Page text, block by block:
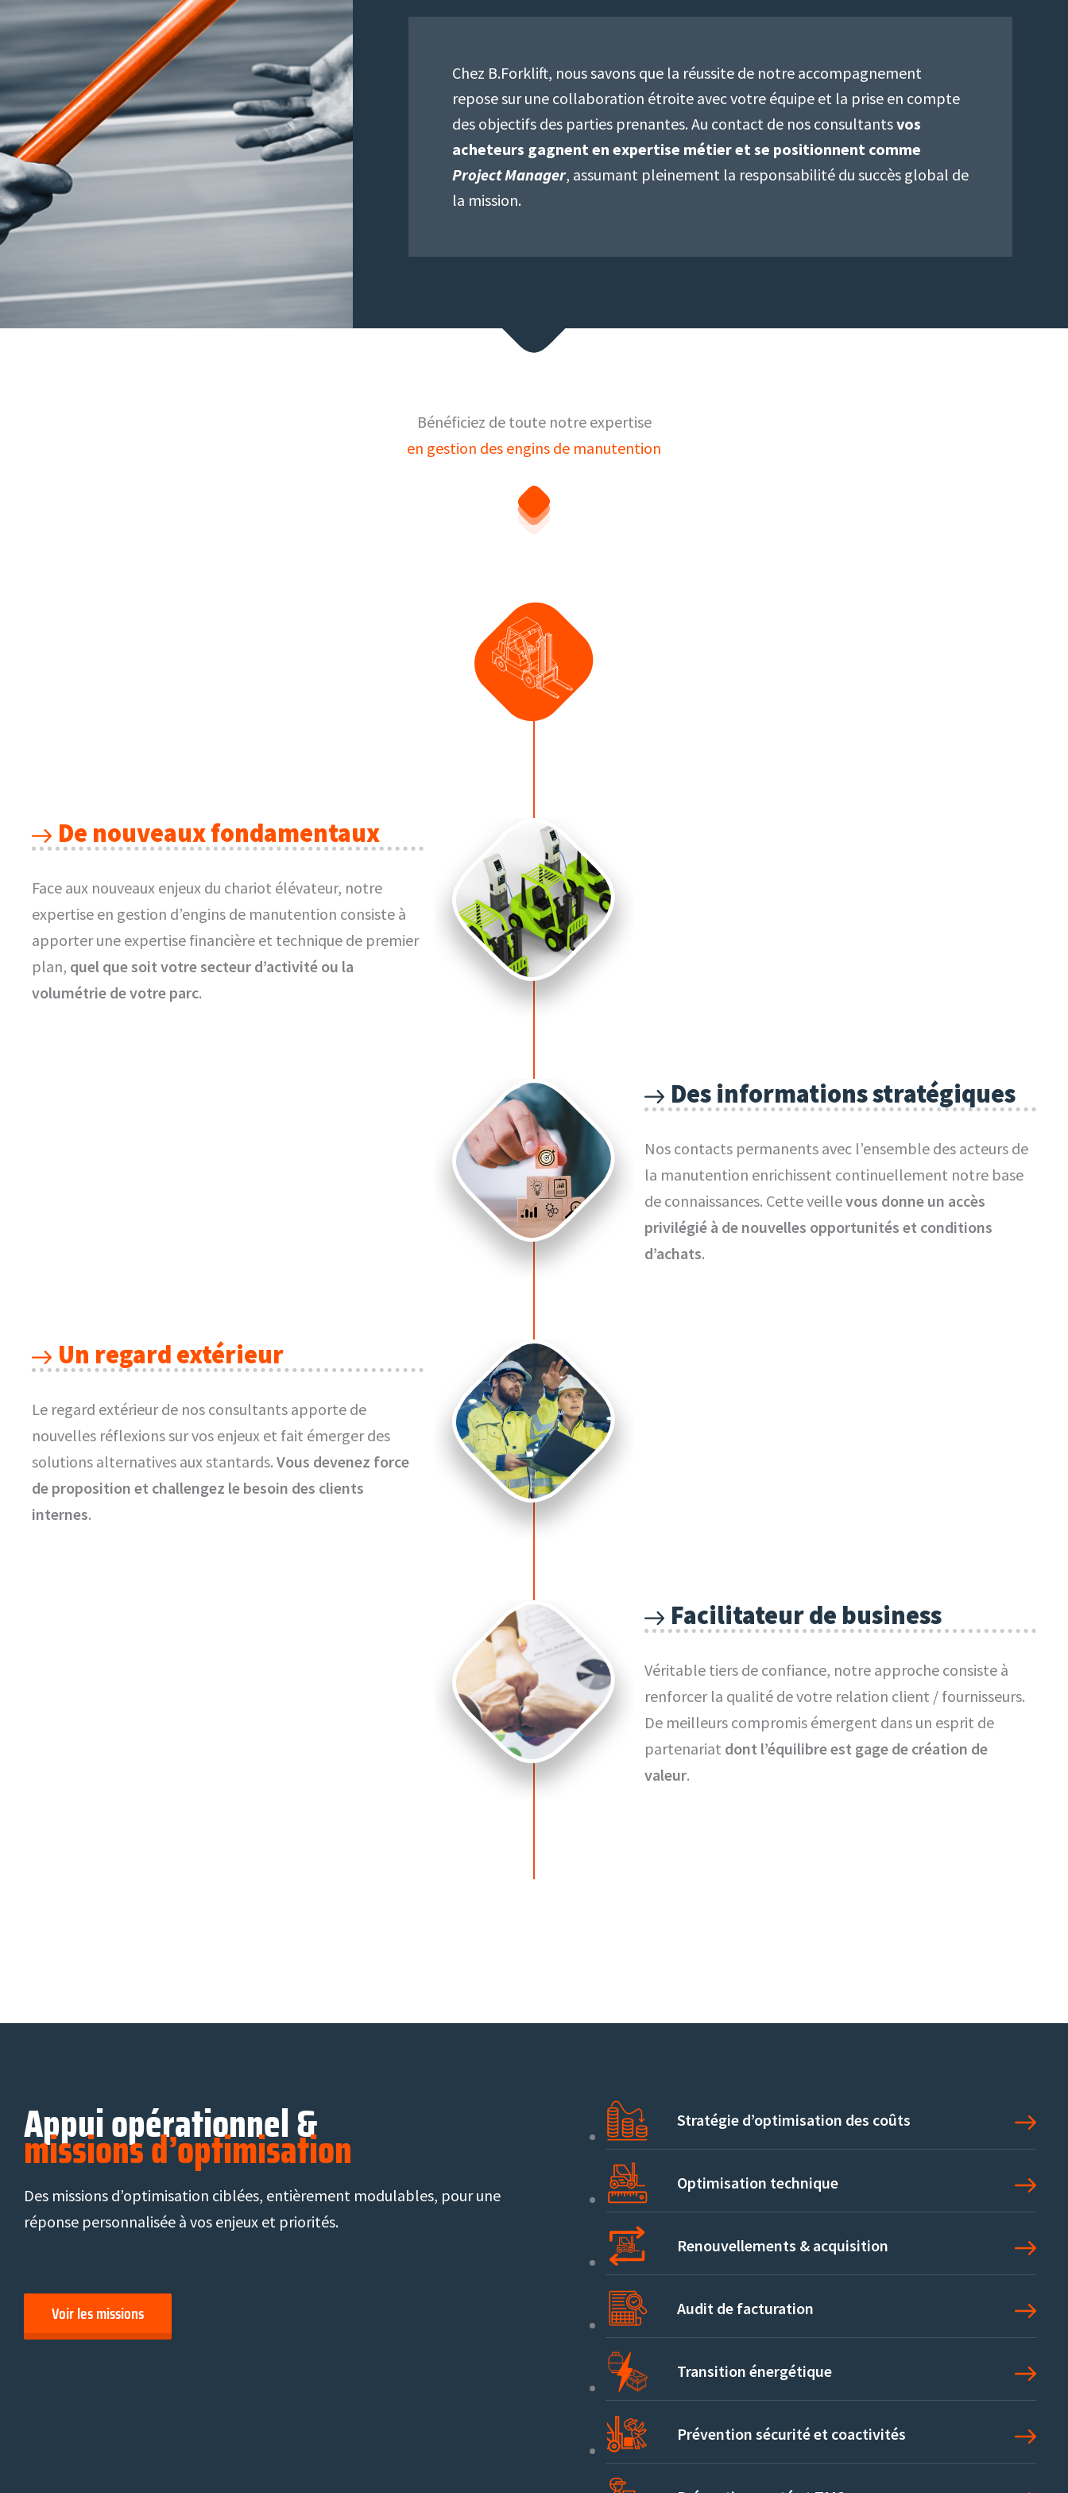
Chez B.Forklift, nous savons que la réussite de notre accompagnement
repose sur une collaboration étroite avec votre équipe et la prise en compte
des objectifs des parties prenantes. Au contact de nos consultantsvos
acheteurs gagnent en expertise métier et se positionnent comme
Project Manager, assumant pleinement la responsabilité du succès global de
la mission.
Bénéficiez de toute notre expertise
en gestion des engins de manutention
De nouveaux fondamentaux
Face aux nouveaux enjeux du chariot élévateur, notre
expertise en gestion d’engins de manutention consiste à
apporter une expertise financière et technique de premier
plan, quel que soit votre secteur d’activité ou la
volumétrie de votre parc.
Des informations stratégiques
Nos contacts permanents avec l’ensemble des acteurs de
la manutention enrichissent continuellement notre base
de connaissances. Cette veillevous donne un accès
privilégié à de nouvelles opportunités et conditions
d’achats.
Un regard extérieur
Le regard extérieur de nos consultants apporte de
nouvelles réflexions sur vos enjeux et fait émerger des
solutions alternatives aux stantards. Vous devenez force
de proposition et challengez le besoin des clients
internes.
Facilitateur de business
Véritable tiers de confiance, notre approche consiste à
renforcer la qualité de votre relation client / fournisseurs.
De meilleurs compromis émergent dans un esprit de
partenariat dont l’équilibre est gage de création de
valeur.
Appui opérationnel &
missions d’optimisation
Des missions d’optimisation ciblées, entièrement modulables, pour une
réponse personnalisée à vos enjeux et priorités.
Voir les missions
Stratégie d’optimisation des coûts
Optimisation technique
Renouvellements & acquisition
Audit de facturation
Transition énergétique
Prévention sécurité et coactivités